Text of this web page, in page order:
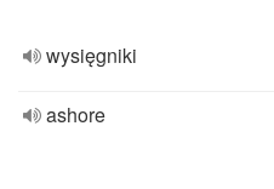
wysięgniki
ashore